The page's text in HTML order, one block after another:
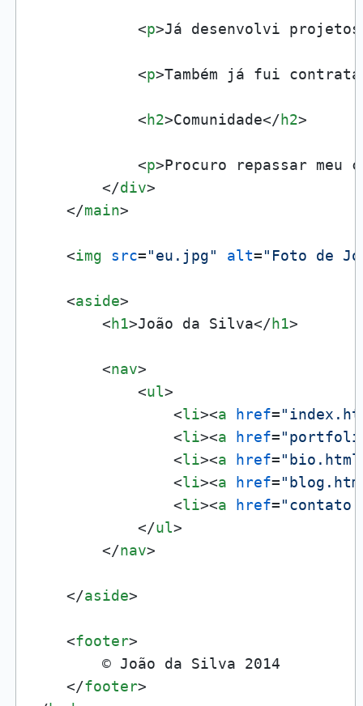
<p>Já desenvolvi projetos
<p>Também já fui
<h2>Comunidade</h2>
<p>Procuro repassar meu
</div>
</main>
<img src="eu.jpg" alt="Foto de
<aside>
<h1>João da Silva</h1>
<nav>
<ul>
<li><a href=
<li><a href=
<li><a href=
<li><a href=
<li><a href=
</ul>
</nav>
</aside>
<footer>
        © João da Silva 2014
</footer>